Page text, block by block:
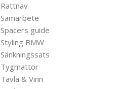
Rattnav
Samarbete
Spacers guide
Styling BMW
Sänkningssats
Tygmattor
Tävla & Vinn